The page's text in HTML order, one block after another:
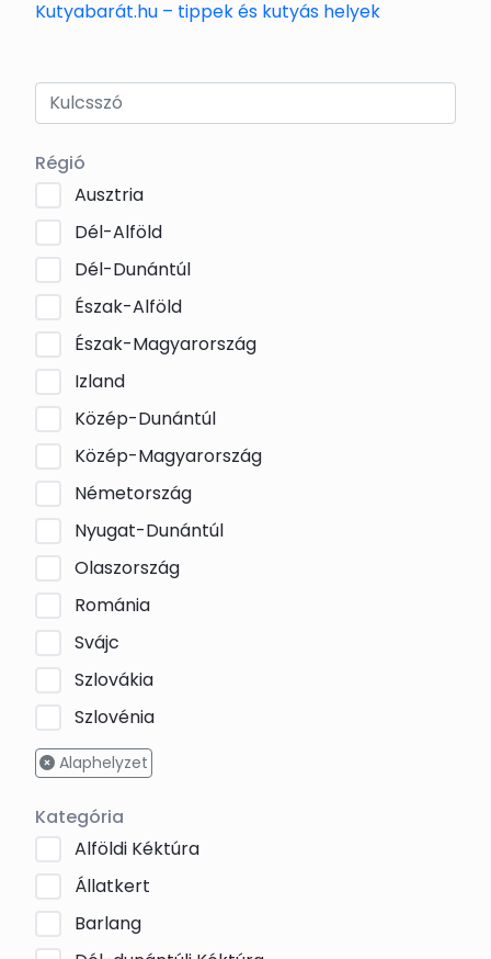
Kutyabarát.hu – tippek és kutyás helyek
Régió
Ausztria
Dél-Alföld
Dél-Dunántúl
Észak-Alföld
Észak-Magyarország
Izland
Közép-Dunántúl
Közép-Magyarország
Németország
Nyugat-Dunántúl
Olaszország
Románia
Svájc
Szlovákia
Szlovénia
Alaphelyzet
Kategória
Alföldi Kéktúra
Állatkert
Barlang